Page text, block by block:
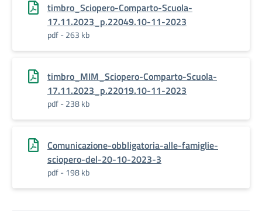
timbro_Sciopero-Comparto-Scuola-
17.11.2023_p.22049.10-11-2023
pdf - 263 kb
timbro_MIM_Sciopero-Comparto-Scuola-
17.11.2023_p.22019.10-11-2023
pdf - 238 kb
Comunicazione-obbligatoria-alle-famiglie-
sciopero-del-20-10-2023-3
pdf - 198 kb